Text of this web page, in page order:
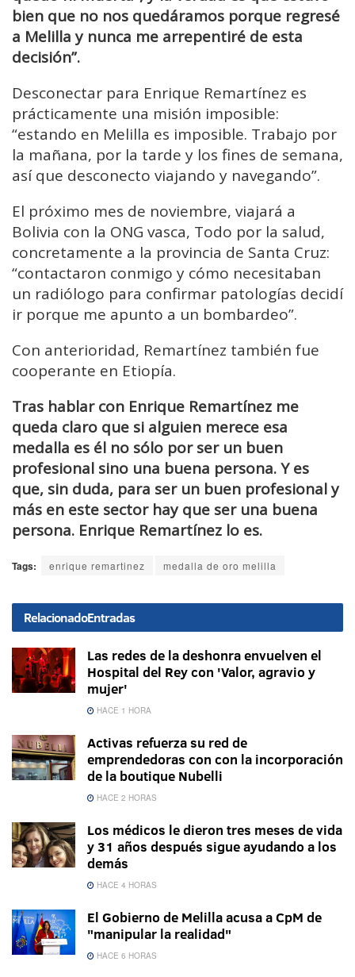
bien que no nos quedáramos porque regresé
a Melilla y nunca me arrepentiré de esta
decisión”.
Desconectar para Enrique Remartínez es
prácticamente una misión imposible:
“estando en Melilla es imposible. Trabajo por
la mañana, por la tarde y los fines de semana,
así que desconecto viajando y navegando”.
El próximo mes de noviembre, viajará a
Bolivia con la ONG vasca, Todo por la salud,
concretamente a la provincia de Santa Cruz:
“contactaron conmigo y cómo necesitaban
un radiólogo para confirmar patologías decidí
ir porque me apunto a un bombardeo”.
Con anterioridad, Remartínez también fue
cooperante en Etiopía.
Tras hablar con Enrique Remartínez me
queda claro que si alguien merece esa
medalla es él no sólo por ser un buen
profesional sino una buena persona. Y es
que, sin duda, para ser un buen profesional y
más en este sector hay que ser una buena
persona. Enrique Remartínez lo es.
Tags: enrique remartinez medalla de oro melilla
RelacionadoEntradas
Las redes de la deshonra envuelven el
Hospital del Rey con 'Valor, agravio y
mujer'
HACE 1 HORA
Activas refuerza su red de
emprendedoras con con la incorporación
de la boutique Nubelli
HACE 2 HORAS
Los médicos le dieron tres meses de vida
y 31 años después sigue ayudando a los
demás
HACE 4 HORAS
El Gobierno de Melilla acusa a CpM de
"manipular la realidad"
HACE 6 HORAS